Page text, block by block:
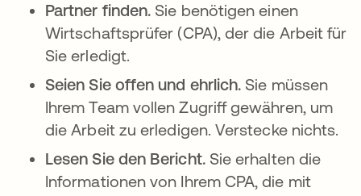
Partner finden. Sie benötigen einen
Wirtschaftsprüfer (CPA), der die Arbeit für
Sie erledigt.
Seien Sie offen und ehrlich. Sie müssen
Ihrem Team vollen Zugriff gewähren, um
die Arbeit zu erledigen. Verstecke nichts.
Lesen Sie den Bericht. Sie erhalten die
Informationen von Ihrem CPA, die mit